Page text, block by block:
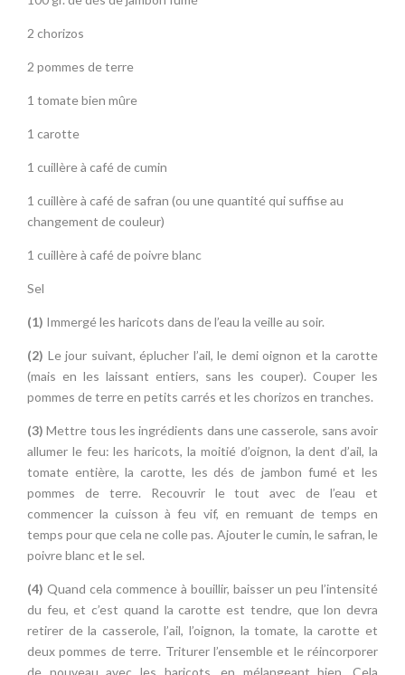
2 chorizos
2 pommes de terre
1 tomate bien mûre
1 carotte
1 cuillère à café de cumin
1 cuillère à café de safran (ou une quantité qui suffise au
changement de couleur)
1 cuillère à café de poivre blanc
Sel
(1) Immergé les haricots dans de l’eau la veille au soir.
(2) Le jour suivant, éplucher l’ail, le demi oignon et la carotte
(mais en les laissant entiers, sans les couper). Couper les
pommes de terre en petits carrés et les chorizos en tranches.
(3) Mettre tous les ingrédients dans une casserole, sans avoir
allumer le feu: les haricots, la moitié d’oignon, la dent d’ail, la
tomate entière, la carotte, les dés de jambon fumé et les
pommes de terre. Recouvrir le tout avec de l’eau et
commencer la cuisson à feu vif, en remuant de temps en
temps pour que cela ne colle pas. Ajouter le cumin, le safran, le
poivre blanc et le sel.
(4) Quand cela commence à bouillir, baisser un peu l’intensité
du feu, et c’est quand la carotte est tendre, que lon devra
retirer de la casserole, l’ail, l’oignon, la tomate, la carotte et
deux pommes de terre. Triturer l’ensemble et le réincorporer